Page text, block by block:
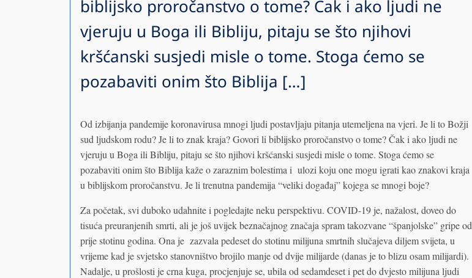
biblijsko proročanstvo o tome? Čak i ako ljudi ne
vjeruju u Boga ili Bibliju, pitaju se što njihovi
kršćanski susjedi misle o tome. Stoga ćemo se
pozabaviti onim što Biblija […]
Od izbijanja pandemije koronavirusa mnogi ljudi postavljaju pitanja utemeljena na vjeri. Je li to Božji
sud ljudskom rodu? Je li to znak kraja? Govori li biblijsko proročanstvo o tome? Čak i ako ljudi ne
vjeruju u Boga ili Bibliju, pitaju se što njihovi kršćanski susjedi misle o tome. Stoga ćemo se
pozabaviti onim što Biblija kaže o zaraznim bolestima i ulozi koju one mogu igrati kao znakovi kraja
u biblijskom proročanstvu. Je li trenutna pandemija “veliki događaj” kojega se mnogi boje?
Za početak, svi duboko udahnite i pogledajte neku perspektivu. COVID-19 je, nažalost, doveo do
tisuća preuranjenih smrti, ali je još uvijek beznačajnog značaja spram takozvane “španjolske” gripe od
prije stotinu godina. Ona je zazvala pedeset do stotinu milijuna smrtnih slučajeva diljem svijeta, u
vrijeme kad je svjetsko stanovništvo brojilo manje od dvije milijarde (danas je to blizu osam milijardi).
Nadalje, u prošlosti je crna kuga, procjenjuje se, ubila od sedamdeset i pet do dvjesto milijuna ljudi